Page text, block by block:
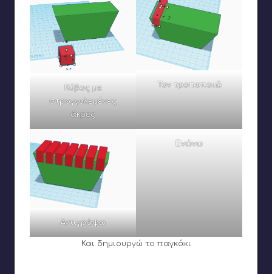
Κύβος με
στρογγυλεμένες
άκρες
Τον τροποποιώ
Αντιγράφω
Ενώνω
Και δημιουργώ το παγκάκι